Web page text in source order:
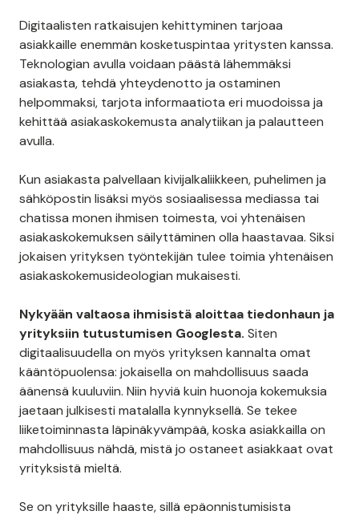
Digitaalisten ratkaisujen kehittyminen tarjoaa
asiakkaille enemmän kosketuspintaa yritysten kanssa.
Teknologian avulla voidaan päästä lähemmäksi
asiakasta, tehdä yhteydenotto ja ostaminen
helpommaksi, tarjota informaatiota eri muodoissa ja
kehittää asiakaskokemusta analytiikan ja palautteen
avulla.
Kun asiakasta palvellaan kivijalkaliikkeen, puhelimen ja
sähköpostin lisäksi myös sosiaalisessa mediassa tai
chatissa monen ihmisen toimesta, voi yhtenäisen
asiakaskokemuksen säilyttäminen olla haastavaa. Siksi
jokaisen yrityksen työntekijän tulee toimia yhtenäisen
asiakaskokemusideologian mukaisesti.
Nykyään valtaosa ihmisistä aloittaa tiedonhaun ja
yrityksiin tutustumisen Googlesta. Siten
digitaalisuudella on myös yrityksen kannalta omat
kääntöpuolensa: jokaisella on mahdollisuus saada
äänensä kuuluviin. Niin hyviä kuin huonoja kokemuksia
jaetaan julkisesti matalalla kynnyksellä. Se tekee
liiketoiminnasta läpinäkyvämpää, koska asiakkailla on
mahdollisuus nähdä, mistä jo ostaneet asiakkaat ovat
yrityksistä mieltä.
Se on yrityksille haaste, sillä epäonnistumisista